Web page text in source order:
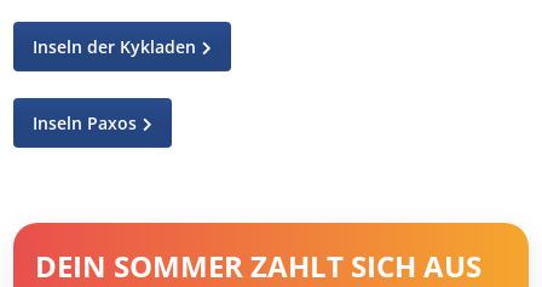
Inseln der Kykladen
Inseln Paxos
DEIN SOMMER ZAHLT SICH AUS